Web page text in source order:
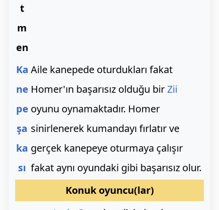
t
m
en
Ka
ne
pe
şa
ka
sı
Aile kanepede oturdukları fakat
Homer'ın başarısız olduğu birZii
oyunu oynamaktadır. Homer
sinirlenerek kumandayı fırlatır ve
gerçek kanepeye oturmaya çalışır
fakat aynı oyundaki gibi başarısız olur.
Konuk oyuncu(lar)